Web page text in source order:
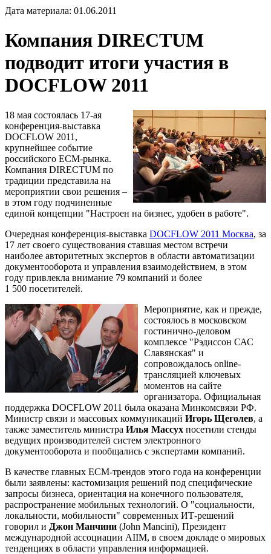
Дата материала: 01.06.2011
Компания DIRECTUM
подводит итоги участия в
DOCFLOW 2011
18 мая состоялась 17-ая
конференция-выставка
DOCFLOW 2011,
крупнейшее событие
российского ECM-рынка.
Компания DIRECTUM по
традиции представила на
мероприятии свои решения –
в этом году подчиненные
единой концепции "Настроен на бизнес, удобен в работе".
Очередная конференция-выставка DOCFLOW 2011 Москва, за
17 лет своего существования ставшая местом встречи
наиболее авторитетных экспертов в области автоматизации
документооборота и управления взаимодействием, в этом
году привлекла внимание 79 компаний и более
1 500 посетителей.
Мероприятие, как и прежде,
состоялось в московском
гостинично-деловом
комплексе "Рэдиссон САС
Славянская" и
сопровождалось online-
трансляцией ключевых
моментов на сайте
организатора. Официальная
поддержка DOCFLOW 2011 была оказана Минкомсвязи РФ.
Министр связи и массовых коммуникаций Игорь Щеголев, а
также заместитель министра Илья Массух посетили стенды
ведущих производителей систем электронного
документооборота и пообщались с экспертами компаний.
В качестве главных ECM-трендов этого года на конференции
были заявлены: кастомизация решений под специфические
запросы бизнеса, ориентация на конечного пользователя,
распространение мобильных технологий. О "социальности,
локальности, мобильности" современных ИТ-решений
говорил и Джон Манчини (John Mancini), Президент
международной ассоциации AIIM, в своем докладе о мировых
тенденциях в области управления информацией.